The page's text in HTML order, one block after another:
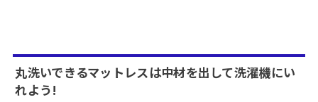
丸洗いできるマットレスは中材を出して洗濯機にい
れよう!